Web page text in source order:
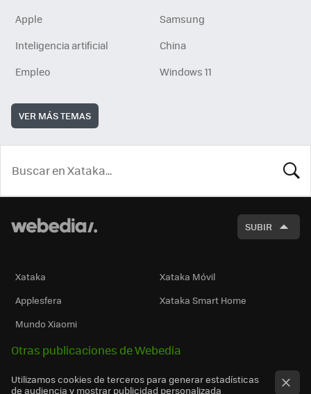
Apple
Samsung
Inteligencia artificial
China
Empleo
Windows 11
VER MÁS TEMAS
SUBIR
Xataka
Xataka Móvil
Applesfera
Xataka Smart Home
Mundo Xiaomi
Otras publicaciones de Webedia
Utilizamos cookies de terceros para generar estadísticas
de audiencia y mostrar publicidad personalizada